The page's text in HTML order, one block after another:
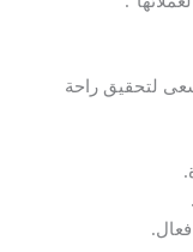
لتحقيق راحة